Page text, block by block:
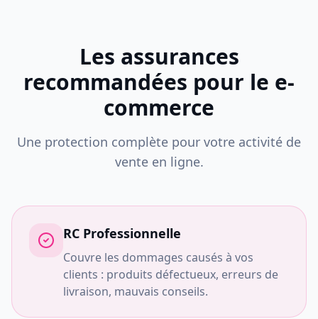
Les assurances
recommandées pour le e-
commerce
Une protection complète pour votre activité de
vente en ligne.
RC Professionnelle
Couvre les dommages causés à vos
clients : produits défectueux, erreurs de
livraison, mauvais conseils.